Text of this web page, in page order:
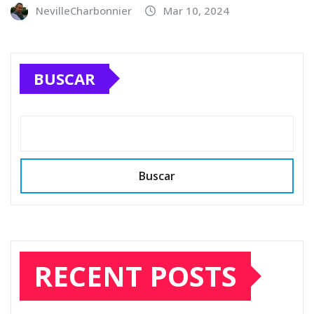
NevilleCharbonnier Mar 10, 2024
BUSCAR
Buscar
RECENT POSTS